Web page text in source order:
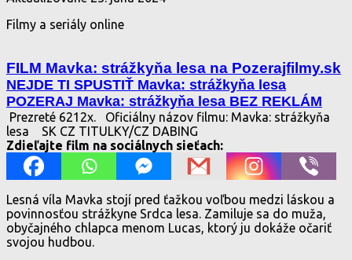
Filmy a seriály online
FILM Mavka: strážkyňa lesa na Pozerajfilmy.sk
NEJDE TI SPUSTIŤ Mavka: strážkyňa lesa
POZERAJ Mavka: strážkyňa lesa BEZ REKLÁM
Prezreté 6212x.
Oficiálny názov filmu: Mavka: strážkyňa
lesa
SK CZ TITULKY/CZ DABING
Zdieľajte film na sociálnych sieťach:
Lesná víla Mavka stojí pred ťažkou voľbou medzi láskou a
povinnosťou strážkyne Srdca lesa. Zamiluje sa do muža,
obyčajného chlapca menom Lucas, ktorý ju dokáže očariť
svojou hudbou.